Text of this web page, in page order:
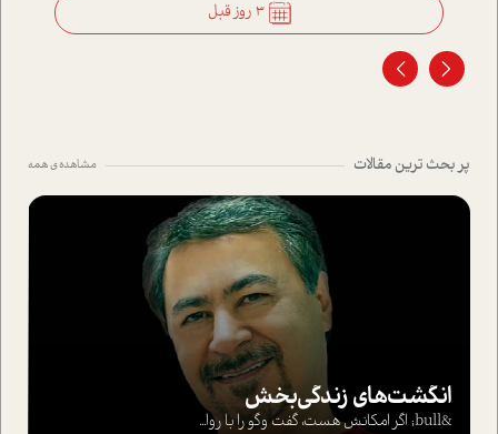
3 روز قبل
پر بحث ترین مقالات مشاهده ی همه
انگشت‌های‌ زندگی‌بخش
&bull; اگر امکانش هست، گفت وگو را با روا...